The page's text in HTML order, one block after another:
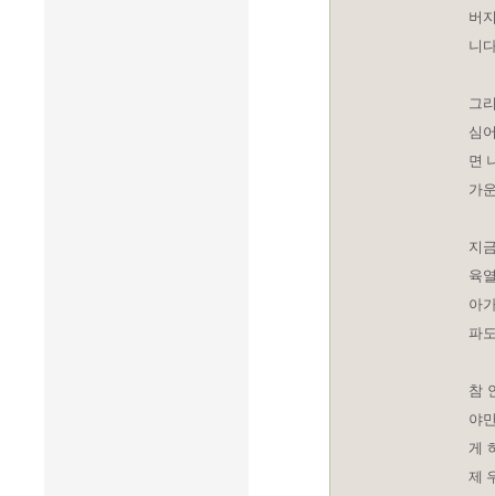
버
니
그
심
면
가
지
육
아
파
참
야
게
제